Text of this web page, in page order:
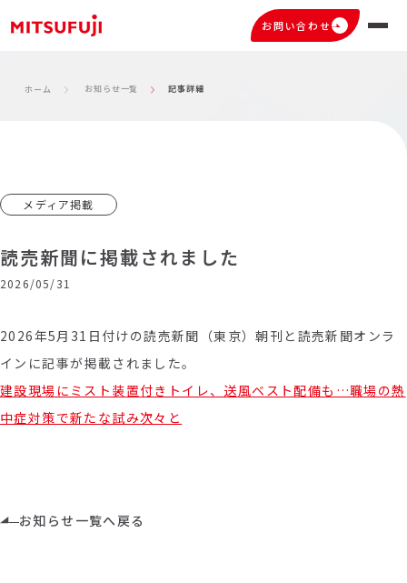
お問い合わせ
ホーム お知らせ一覧 記事詳細
メディア掲載
読売新聞に掲載されました
2026/05/31
2026年5月31日付けの読売新聞（東京）朝刊と読売新聞オンラ
インに記事が掲載されました。
建設現場にミスト装置付きトイレ、送風ベスト配備も…職場の熱
中症対策で新たな試み次々と
お知らせ一覧へ戻る